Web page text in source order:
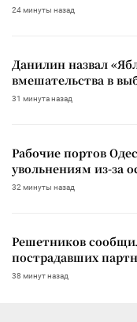
24 минуты назад
Данилин назвал
вмешательства в
31 минута назад
Рабочие портов
увольнениям из-за
32 минуты назад
Решетников
пострадавших
38 минут назад